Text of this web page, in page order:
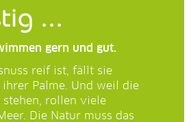
...
gern und gut.
reif ist, fällt sie
Palme. Und weil die
stehen, rollen viele
Die Natur muss das